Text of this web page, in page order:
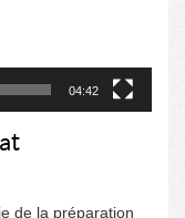
04:42
de la préparation